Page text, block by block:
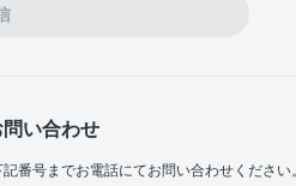
い合わせ
番号までお電話にてお問い合わせください。